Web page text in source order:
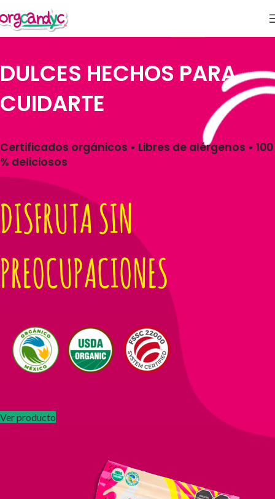
DULCES HECHOS PARA
CUIDARTE
Certificados orgánicos • Libres de alérgenos • 100
% deliciosos
DISFRUTA SIN
PREOCUPACIONES
Ver producto